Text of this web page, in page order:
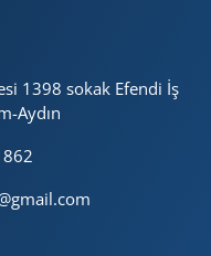
1398 sokak Efendi İş
Aydın